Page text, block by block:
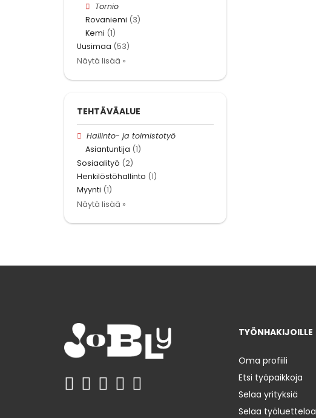
Tornio
Rovaniemi (3)
Kemi (1)
Uusimaa (53)
Näytä lisää »
TEHTÄVÄALUE
Hallinto- ja toimistotyö
Asiantuntija (1)
Sosiaalityö (2)
Henkilöstöhallinto (1)
Myynti (1)
Näytä lisää »
TYÖNHAKIJOILLE
Oma profiili
Etsi työpaikkoja
Selaa yrityksiä
Selaa työluetteloa